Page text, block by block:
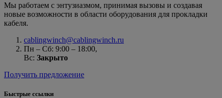
Мы работаем с энтузиазмом, принимая вызовы и создавая
новые возможности в области оборудования для прокладки
кабеля.
cablingwinch@cablingwinch.ru
Пн – Сб: 9:00 – 18:00,
Вс: Закрыто
Получить предложение
Быстрые ссылки